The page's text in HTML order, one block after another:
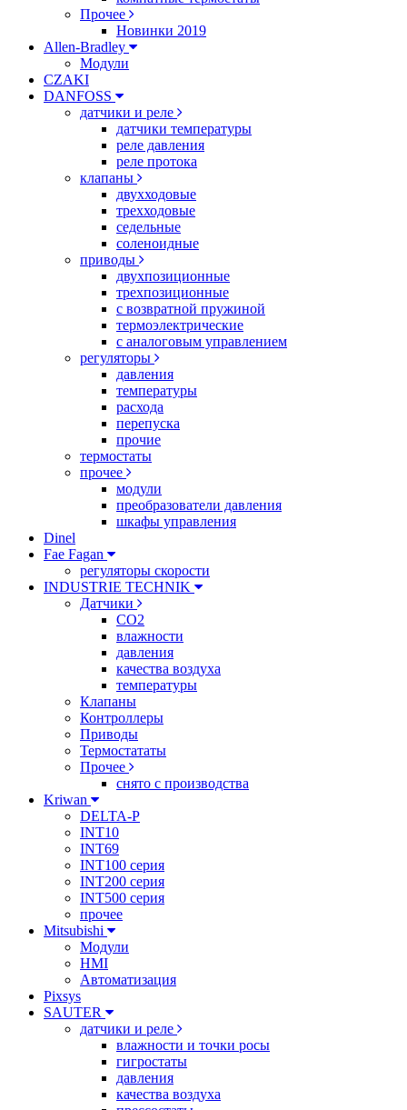
Прочее
Новинки 2019
Allen-Bradley
Модули
CZAKI
DANFOSS
датчики и реле
датчики температуры
реле давления
реле протока
клапаны
двухходовые
трехходовые
седельные
соленоидные
приводы
двухпозиционные
трехпозиционные
с возвратной пружиной
термоэлектрические
с аналоговым управлением
регуляторы
давления
температуры
расхода
перепуска
прочие
термостаты
прочее
модули
преобразователи давления
шкафы управления
Dinel
Fae Fagan
регуляторы скорости
INDUSTRIE TECHNIK
Датчики
CO2
влажности
давления
качества воздуха
температуры
Клапаны
Контроллеры
Приводы
Термостататы
Прочее
снято с производства
Kriwan
DELTA-P
INT10
INT69
INT100 серия
INT200 серия
INT500 серия
прочее
Mitsubishi
Модули
HMI
Автоматизация
Pixsys
SAUTER
датчики и реле
влажности и точки росы
гигростаты
давления
качества воздуха